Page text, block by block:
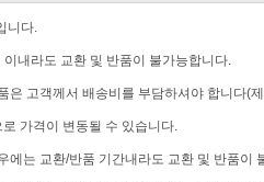
니다.
내라도 교환 및 반품이 불가능합니다.
은 고객께서 배송비를 부담하셔야 합니다(
가격이 변동될 수 있습니다.
는 교환/반품 기간내라도 교환 및 반품이